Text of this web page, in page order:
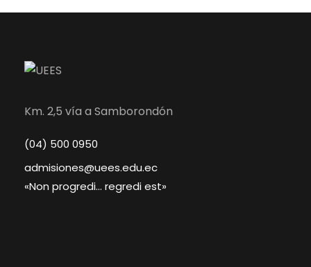
Km. 2,5 vía a Samborondón
(04) 500 0950
admisiones@uees.edu.ec
«Non progredi… regredi est»